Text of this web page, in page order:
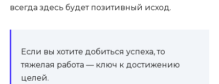
всегда здесь будет позитивный исход.
Если вы хотите добиться успеха, то
тяжелая работа — ключ к достижению
целей.